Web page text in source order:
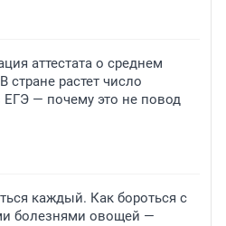
аттестата о среднем
стране растет число
ЕГЭ — почему это не повод
каждый. Как бороться с
болезнями овощей —